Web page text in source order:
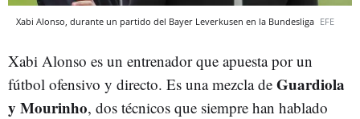
Xabi Alonso, durante un partido del Bayer Leverkusen en la Bundesliga EFE
Xabi Alonso es un entrenador que apuesta por un
fútbol ofensivo y directo. Es una mezcla de Guardiola
y Mourinho, dos técnicos que siempre han hablado